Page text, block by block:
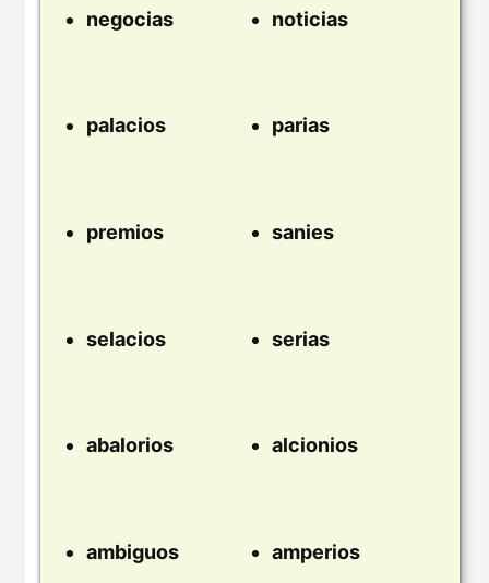
negocias noticias
palacios parias
premios sanies
selacios serias
abalorios alcionios
ambiguos amperios